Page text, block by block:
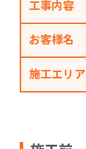
工事内容
お客様名
施工エリア